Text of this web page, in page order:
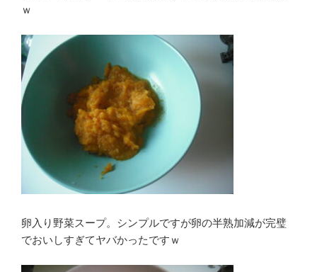
ｗ
卵入り野菜スープ。シンプルですが卵の半熟加減が完璧
でおいしすぎてヤバかったですｗ